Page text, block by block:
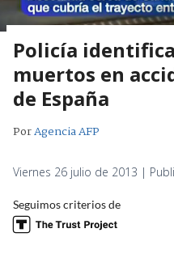
Policía
muertos en
de España
PorAgencia AFP
Viernes 26 julio de 2013 |
Seguimos criterios de